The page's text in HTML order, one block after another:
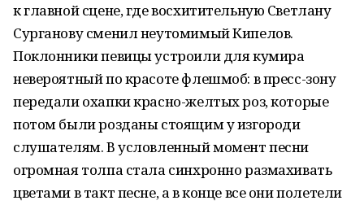
к главной сцене, где восхитительную Светлану
Сурганову сменил неутомимый Кипелов.
Поклонники певицы устроили для кумира
невероятный по красоте флешмоб: в пресс-зону
передали охапки красно-желтых роз, которые
потом были розданы стоящим у изгороди
слушателям. В условленный момент песни
огромная толпа стала синхронно размахивать
цветами в такт песне, а в конце все они полетели